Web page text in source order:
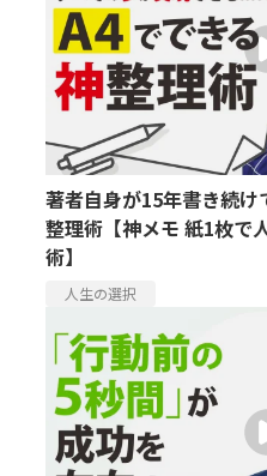
著者自身が15年書き続
整理術【神メモ 紙1枚で
術】
人生の選択